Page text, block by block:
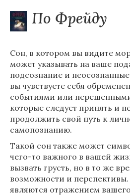
По Фрейду
Сон, в котором вы видите
может указывать на ваше
подсознание и
вы чувствуете себя
событиями или
которые следует принять и
продолжить свой путь к
самопознанию.
Такой сон также может
чего-то важного в вашей
вызвать грусть, но в то же
возможности и
являются отражением